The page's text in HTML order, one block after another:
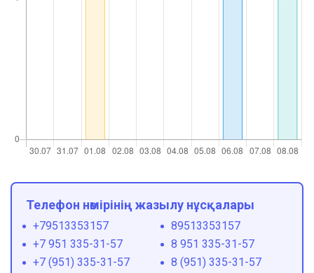
Телефон нөмірінің жазылу нұсқалары
+79513353157
89513353157
+7 951 335-31-57
8 951 335-31-57
+7 (951) 335-31-57
8 (951) 335-31-57